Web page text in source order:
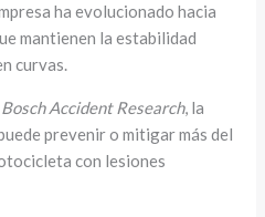
ha evolucionado hacia
mantienen la estabilidad
curvas.
Bosch Accident Research, la
prevenir o mitigar más del
con lesiones